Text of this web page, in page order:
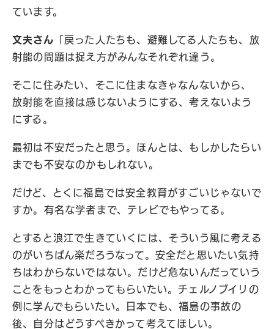
ています。
文夫さん 「戻った人たちも、避難してる人たちも、放
射能の問題は捉え方がみんなそれぞれ違う。
そこに住みたい、そこに住まなきゃなんないから、
放射能を直接は感じないようにする、考えないよう
にする。
最初は不安だったと思う。ほんとは、もしかしたらい
までも不安なのかもしれない。
だけど、とくに福島では安全教育がすごいじゃないで
すか。有名な学者まで、テレビでもやってる。
とすると浪江で生きていくには、そういう風に考える
のがいちばん楽だろうなって。安全だと思いたい気持
ちはわからないではない。だけど危ないんだっていう
ことをもっとわかってもらいたい。チェルノブイリの
例に学んでもらいたい。日本でも、福島の事故の
後、自分はどうすべきかって考えてほしい。